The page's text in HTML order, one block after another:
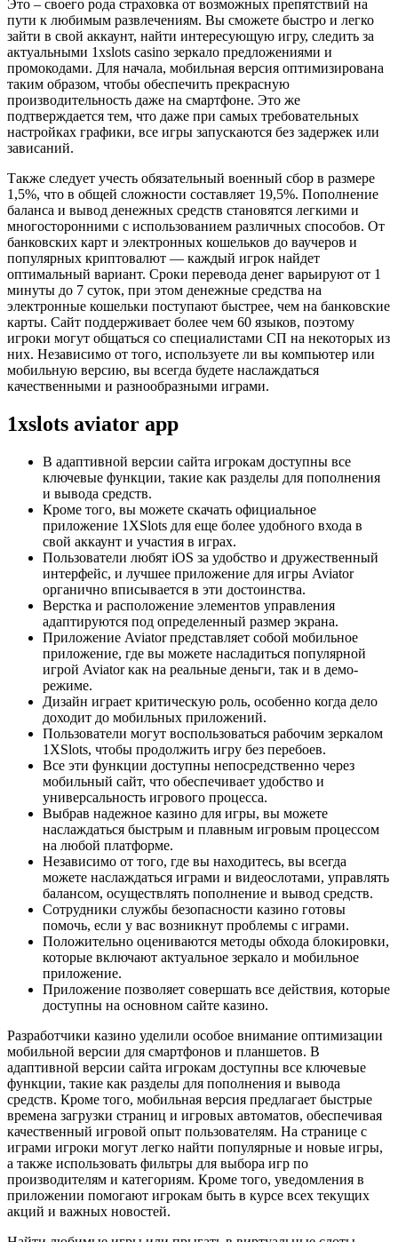
Это – своего рода страховка от возможных препятствий на
пути к любимым развлечениям. Вы сможете быстро и легко
зайти в свой аккаунт, найти интересующую игру, следить за
актуальными 1xslots casino зеркало предложениями и
промокодами. Для начала, мобильная версия оптимизирована
таким образом, чтобы обеспечить прекрасную
производительность даже на смартфоне. Это же
подтверждается тем, что даже при самых требовательных
настройках графики, все игры запускаются без задержек или
зависаний.
Также следует учесть обязательный военный сбор в размере
1,5%, что в общей сложности составляет 19,5%. Пополнение
баланса и вывод денежных средств становятся легкими и
многосторонними с использованием различных способов. От
банковских карт и электронных кошельков до ваучеров и
популярных криптовалют — каждый игрок найдет
оптимальный вариант. Сроки перевода денег варьируют от 1
минуты до 7 суток, при этом денежные средства на
электронные кошельки поступают быстрее, чем на банковские
карты. Сайт поддерживает более чем 60 языков, поэтому
игроки могут общаться со специалистами СП на некоторых из
них. Независимо от того, используете ли вы компьютер или
мобильную версию, вы всегда будете наслаждаться
качественными и разнообразными играми.
1xslots aviator app
В адаптивной версии сайта игрокам доступны все
ключевые функции, такие как разделы для пополнения
и вывода средств.
Кроме того, вы можете скачать официальное
приложение 1XSlots для еще более удобного входа в
свой аккаунт и участия в играх.
Пользователи любят iOS за удобство и дружественный
интерфейс, и лучшее приложение для игры Aviator
органично вписывается в эти достоинства.
Верстка и расположение элементов управления
адаптируются под определенный размер экрана.
Приложение Aviator представляет собой мобильное
приложение, где вы можете насладиться популярной
игрой Aviator как на реальные деньги, так и в демо-
режиме.
Дизайн играет критическую роль, особенно когда дело
доходит до мобильных приложений.
Пользователи могут воспользоваться рабочим зеркалом
1XSlots, чтобы продолжить игру без перебоев.
Все эти функции доступны непосредственно через
мобильный сайт, что обеспечивает удобство и
универсальность игрового процесса.
Выбрав надежное казино для игры, вы можете
наслаждаться быстрым и плавным игровым процессом
на любой платформе.
Независимо от того, где вы находитесь, вы всегда
можете наслаждаться играми и видеослотами, управлять
балансом, осуществлять пополнение и вывод средств.
Сотрудники службы безопасности казино готовы
помочь, если у вас возникнут проблемы с играми.
Положительно оцениваются методы обхода блокировки,
которые включают актуальное зеркало и мобильное
приложение.
Приложение позволяет совершать все действия, которые
доступны на основном сайте казино.
Разработчики казино уделили особое внимание оптимизации
мобильной версии для смартфонов и планшетов. В
адаптивной версии сайта игрокам доступны все ключевые
функции, такие как разделы для пополнения и вывода
средств. Кроме того, мобильная версия предлагает быстрые
времена загрузки страниц и игровых автоматов, обеспечивая
качественный игровой опыт пользователям. На странице с
играми игроки могут легко найти популярные и новые игры,
а также использовать фильтры для выбора игр по
производителям и категориям. Кроме того, уведомления в
приложении помогают игрокам быть в курсе всех текущих
акций и важных новостей.